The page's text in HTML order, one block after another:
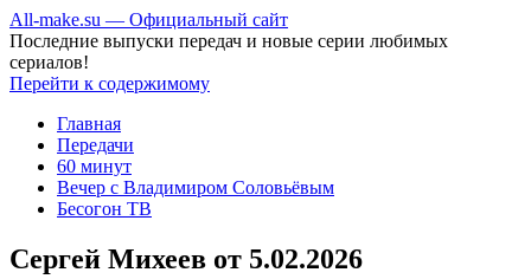
All-make.su — Официальный сайт
Последние выпуски передач и новые серии любимых
сериалов!
Перейти к содержимому
Главная
Передачи
60 минут
Вечер с Владимиром Соловьёвым
Бесогон ТВ
Сергей Михеев от 5.02.2026